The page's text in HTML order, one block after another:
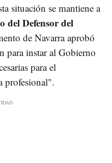
situación se mantiene a
del Defensor del
de Navarra aprobó
para instar al Gobierno
para el
profesional".